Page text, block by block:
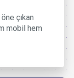
çıkan
mobil hem